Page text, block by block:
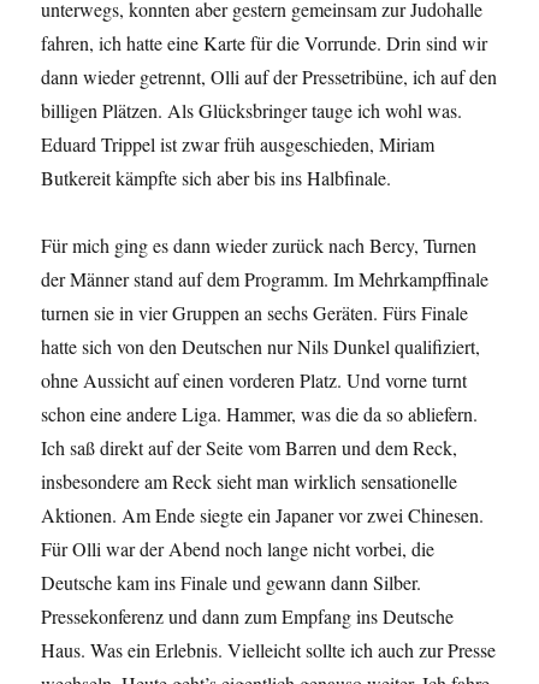
unterwegs, konnten aber gestern gemeinsam zur Judohalle
fahren, ich hatte eine Karte für die Vorrunde. Drin sind wir
dann wieder getrennt, Olli auf der Pressetribüne, ich auf den
billigen Plätzen. Als Glücksbringer tauge ich wohl was.
Eduard Trippel ist zwar früh ausgeschieden, Miriam
Butkereit kämpfte sich aber bis ins Halbfinale.
Für mich ging es dann wieder zurück nach Bercy, Turnen
der Männer stand auf dem Programm. Im Mehrkampffinale
turnen sie in vier Gruppen an sechs Geräten. Fürs Finale
hatte sich von den Deutschen nur Nils Dunkel qualifiziert,
ohne Aussicht auf einen vorderen Platz. Und vorne turnt
schon eine andere Liga. Hammer, was die da so abliefern.
Ich saß direkt auf der Seite vom Barren und dem Reck,
insbesondere am Reck sieht man wirklich sensationelle
Aktionen. Am Ende siegte ein Japaner vor zwei Chinesen.
Für Olli war der Abend noch lange nicht vorbei, die
Deutsche kam ins Finale und gewann dann Silber.
Pressekonferenz und dann zum Empfang ins Deutsche
Haus. Was ein Erlebnis. Vielleicht sollte ich auch zur Presse